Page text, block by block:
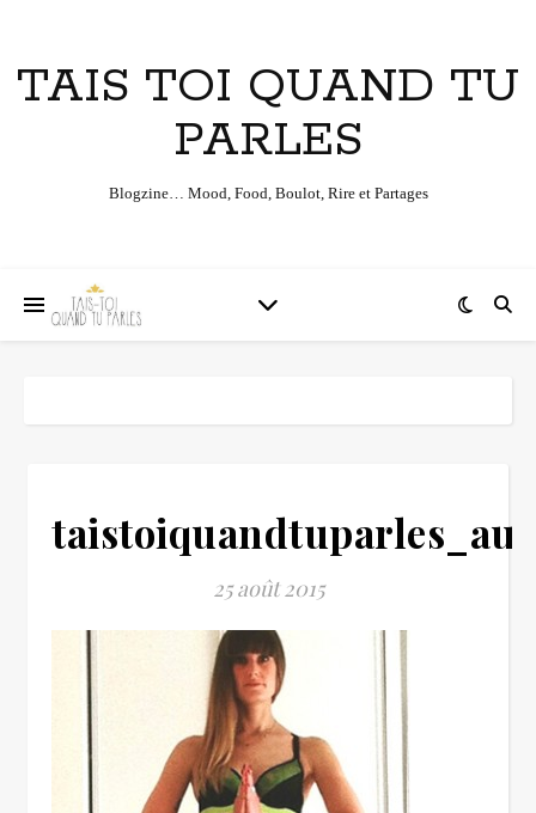
TAIS TOI QUAND TU
PARLES
Blogzine… Mood, Food, Boulot, Rire et Partages
25 août 2015